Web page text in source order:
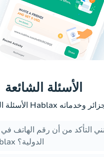
الأسئلة الشائعة
التأكد من أن رقم الهاتف في
مع شحنات Hablax الدولية؟